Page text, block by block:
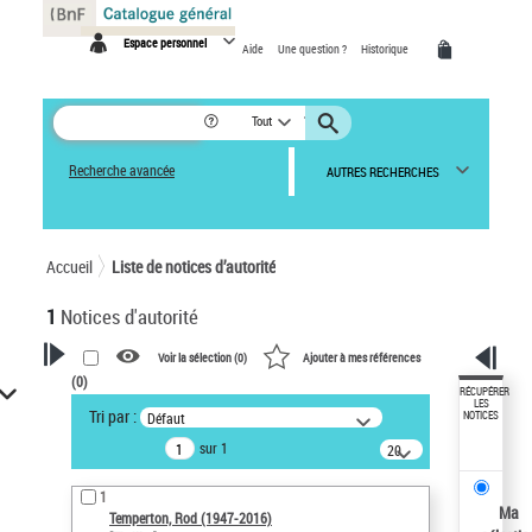
Espace personnel Aide Une question ? Historique
Tout
Recherche avancée AUTRES RECHERCHES
Accueil Liste de notices d’autorité
1 Notices d'autorité
VOTRE RECHERCHE
Recherche avancée dans les
notices d’autorité
Œuvres liées à l'auteur :
Temperton, Rod (1947-2016)
Voir la sélection (0) Ajouter à mes références
(0)
Tri par : Défaut
sur 1
20
résultats/page
1
Temperton, Rod (1947-2016)
RÉCUPÉRER
LES
NOTICES
Ma
Panneau de gestion des cookies